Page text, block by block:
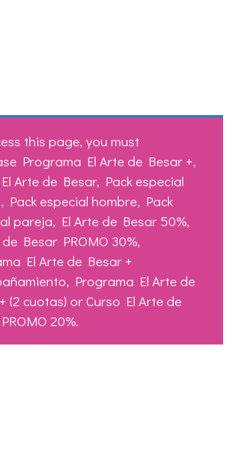
this page, you must
Programa El Arte de Besar +,
Arte de Besar, Pack especial
, Pack especial hombre, Pack
pareja, El Arte de Besar 50%,
de Besar PROMO 30%,
El Arte de Besar +
, Programa El Arte de
(2 cuotas) orCurso El Arte de
20%.